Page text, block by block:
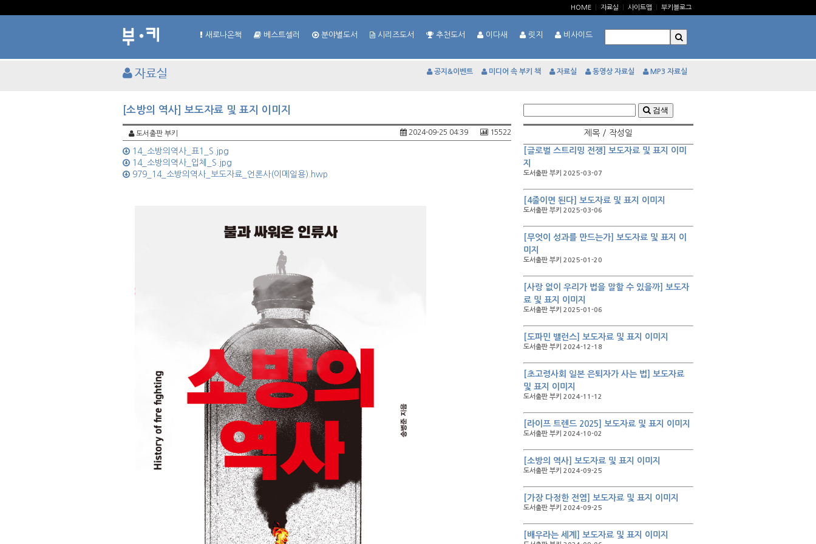
HOME 자료실 사이트맵 부키블로그
새로나온책 베스트셀러 분야별도서 시리즈도서 추천도서 이다새 릿지 비사이드
자료실 공지&이벤트 미디어 속 부키 책 자료실 동영상 자료실 MP3 자료실
[소방의 역사] 보도자료 및 표지 이미지
도서출판 부키 15522
2024-09-25 04:39
14_소방의역사_표1_S.jpg
14_소방의역사_입체_S.jpg
979_14_소방의역사_보도자료_언론사(이메일용).hwp
검색
제목 / 작성일
[글로벌 스트리밍 전쟁] 보도자료 및 표지 이미
지
도서출판 부키 2025-03-07
[4줄이면 된다] 보도자료 및 표지 이미지
도서출판 부키 2025-03-06
[무엇이 성과를 만드는가] 보도자료 및 표지 이
미지
도서출판 부키 2025-01-20
[사랑 없이 우리가 법을 말할 수 있을까] 보도자
료 및 표지 이미지
도서출판 부키 2025-01-06
[도파민 밸런스] 보도자료 및 표지 이미지
도서출판 부키 2024-12-18
[초고령사회 일본 은퇴자가 사는 법] 보도자료
및 표지 이미지
도서출판 부키 2024-11-12
[라이프 트렌드 2025] 보도자료 및 표지 이미지
도서출판 부키 2024-10-02
[소방의 역사] 보도자료 및 표지 이미지
도서출판 부키 2024-09-25
[가장 다정한 전염] 보도자료 및 표지 이미지
도서출판 부키 2024-09-25
[배우라는 세계] 보도자료 및 표지 이미지